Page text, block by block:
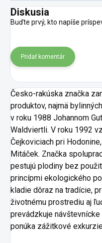
Diskusia
Buďte prvý, kto napíše
Pridať komentár
Česko-rakúska značka
produktov, najmä
v roku 1988 Johannom
Waldviertli. V roku 1992
Čejkoviciach pri
Mitáček. Značka
pestujú plodiny bez
princípmi ekologického
kladie dôraz na tradície,
životnému prostrediu aj
prevádzkuje
ponúka zážitkové